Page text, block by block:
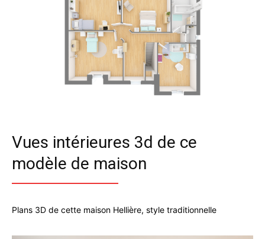
Vues intérieures 3d de ce
modèle de maison
Plans 3D de cette maison Hellière, style traditionnelle